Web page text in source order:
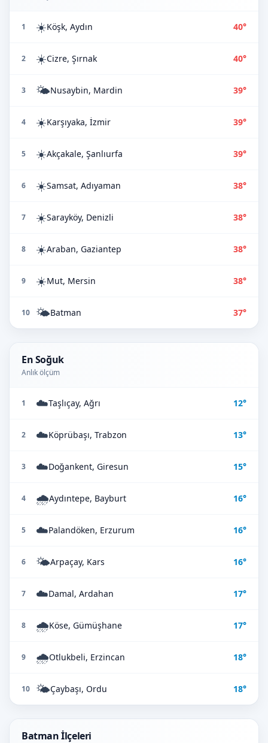
1 ☀️Köşk, Aydın 40°
2 ☀️Cizre, Şırnak 40°
3 🌤️Nusaybin, Mardin 39°
4 ☀️Karşıyaka, İzmir 39°
5 ☀️Akçakale, Şanlıurfa 39°
6 ☀️Samsat, Adıyaman 38°
7 ☀️Sarayköy, Denizli 38°
8 ☀️Araban, Gaziantep 38°
9 ☀️Mut, Mersin 38°
10 🌤️Batman 37°
En Soğuk
Anlık ölçüm
1 ☁️Taşlıçay, Ağrı 12°
2 ☁️Köprübaşı, Trabzon 13°
3 ☁️Doğankent, Giresun 15°
4 🌧️Aydıntepe, Bayburt 16°
5 ☁️Palandöken, Erzurum 16°
6 🌤️Arpaçay, Kars 16°
7 ☁️Damal, Ardahan 17°
8 🌧️Köse, Gümüşhane 17°
9 🌧️Otlukbeli, Erzincan 18°
10 🌤️Çaybaşı, Ordu 18°
Batman İlçeleri